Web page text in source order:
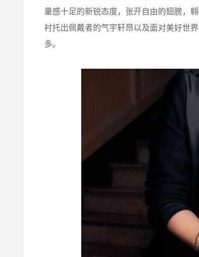
量感十足的新锐态度，张开自由的翅膀，
衬托出佩戴者的气宇轩昂以及面对美好世
多。